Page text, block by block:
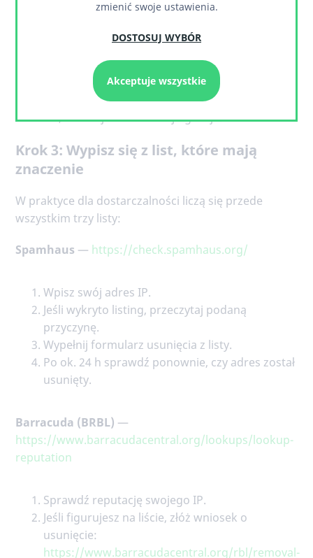
https://mxtoolbox.com/blacklists.aspx
Czerwona ikona z krzyżykiem przy danej liście
oznacza, że Twój adres na niej figuruje.
Krok 3: Wypisz się z list, które mają
znaczenie
W praktyce dla dostarczalności liczą się przede
wszystkim trzy listy:
Spamhaus — https://check.spamhaus.org/
Wpisz swój adres IP.
Jeśli wykryto listing, przeczytaj podaną
przyczynę.
Wypełnij formularz usunięcia z listy.
Po ok. 24 h sprawdź ponownie, czy adres został
usunięty.
Barracuda (BRBL) —
https://www.barracudacentral.org/lookups/lookup-
reputation
Sprawdź reputację swojego IP.
Jeśli figurujesz na liście, złóż wniosek o
usunięcie:
https://www.barracudacentral.org/rbl/removal-
zmienić swoje ustawienia.
DOSTOSUJ WYBÓR
Akceptuje wszystkie